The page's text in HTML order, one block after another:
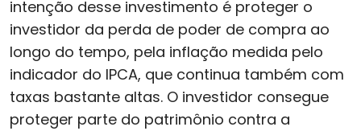
intenção desse investimento é proteger o
investidor da perda de poder de compra ao
longo do tempo, pela inflação medida pelo
indicador do IPCA, que continua também com
taxas bastante altas. O investidor consegue
proteger parte do patrimônio contra a